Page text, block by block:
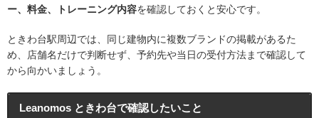
ー、料金、トレーニング内容を確認しておくと安心です。
ときわ台駅周辺では、同じ建物内に複数ブランドの掲載があるた
め、店舗名だけで判断せず、予約先や当日の受付方法まで確認して
から向かいましょう。
Leanomos ときわ台で確認したいこと